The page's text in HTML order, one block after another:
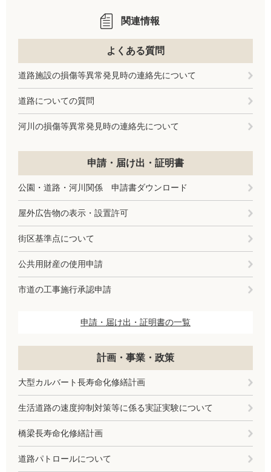
関連情報
よくある質問
道路施設の損傷等異常発見時の連絡先について
道路についての質問
河川の損傷等異常発見時の連絡先について
申請・届け出・証明書
公園・道路・河川関係 申請書ダウンロード
屋外広告物の表示・設置許可
街区基準点について
公共用財産の使用申請
市道の工事施行承認申請
申請・届け出・証明書の一覧
計画・事業・政策
大型カルバート長寿命化修繕計画
生活道路の速度抑制対策等に係る実証実験について
橋梁長寿命化修繕計画
道路パトロールについて